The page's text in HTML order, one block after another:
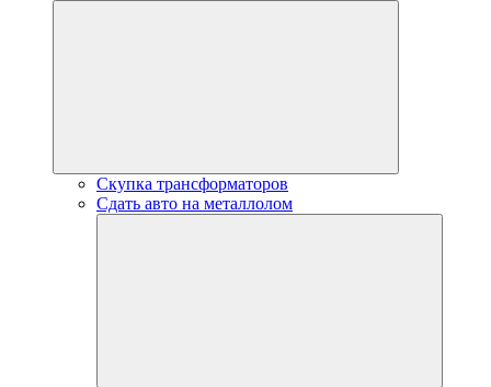
Скупка трансформаторов
Сдать авто на металлолом